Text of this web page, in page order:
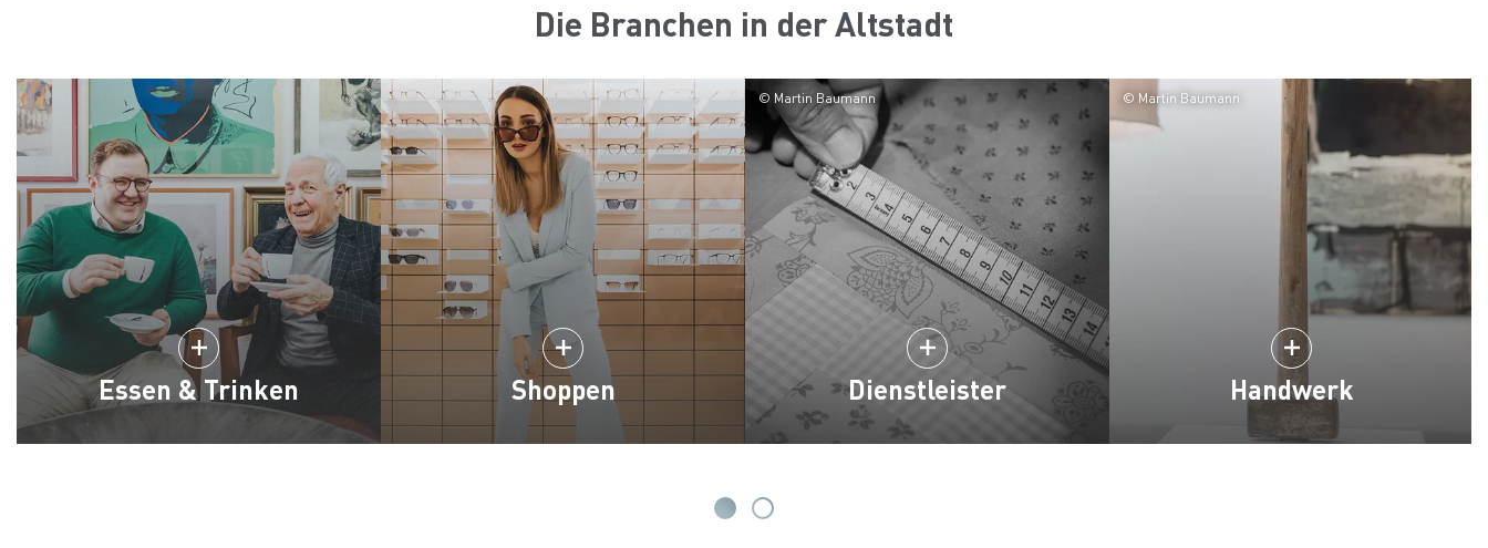
Die Branchen in der Altstadt
Essen & Trinken Shoppen
© Martin Baumann
Dienstleister
© Martin Baumann
Handwerk